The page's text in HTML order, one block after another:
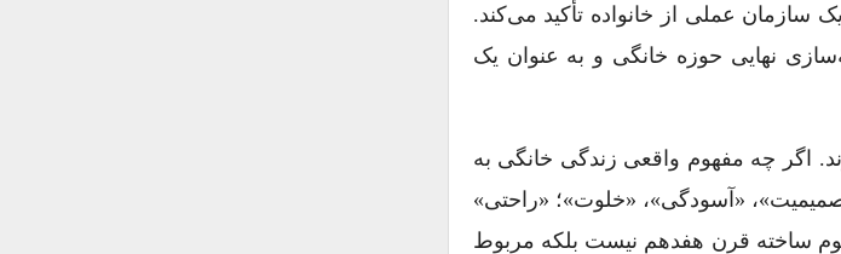
سازمان عملی از خانواده تأکید می‌کند.
زنانه‌سازی نهایی حوزه خانگی و به عنوان یک
اگر چه مفهوم واقعی زندگی خانگی به
«آسودگی»، «خلوت»؛ «راحتی»
ساخته قرن هفدهم نیست بلکه مربوط